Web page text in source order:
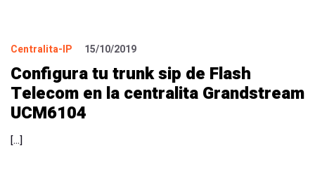
Centralita-IP 15/10/2019
Configura tu trunk sip de Flash
Telecom en la centralita Grandstream
UCM6104
[…]